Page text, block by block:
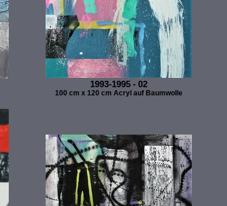
1993-1995 - 02
100 cm x 120 cm Acryl auf Baumwolle